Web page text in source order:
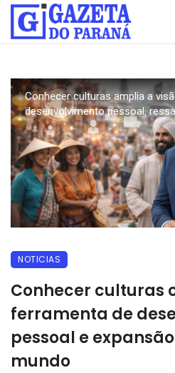
Conhecer culturas amplia a
desenvolvimento pessoal,
NOTICIAS
Conhecer culturas
ferramenta de
pessoal e
mundo